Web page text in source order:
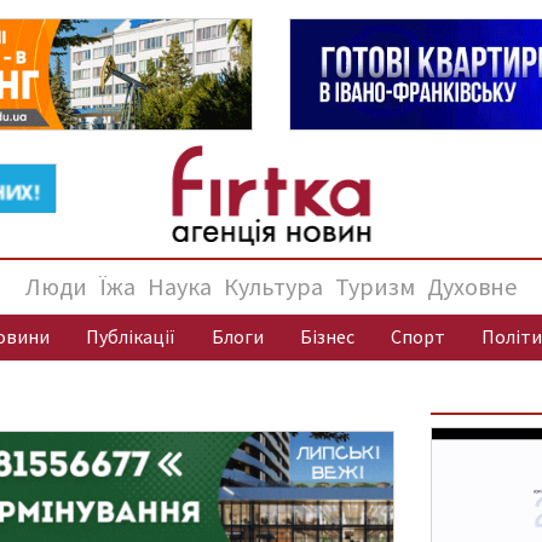
Люди Їжа Наука Культура Туризм Духовне
Публікації Блоги Бізнес Спорт